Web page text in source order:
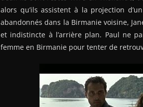
alors qu’ils assistent à la projection
abandonnés dans la Birmanie voisine,
et indistincte à l’arrière plan. Paul ne
femme en Birmanie pour tenter de